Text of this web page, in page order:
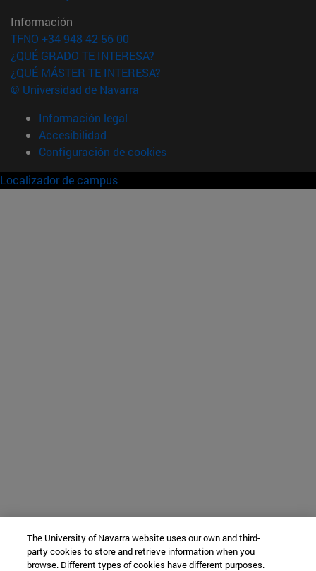
Información
TFNO +34 948 42 56 00
¿QUÉ GRADO TE INTERESA?
¿QUÉ MÁSTER TE INTERESA?
© Universidad de Navarra
Información legal
Accesibilidad
Configuración de cookies
Localizador de campus
The University of Navarra website uses our own and third-
party cookies to store and retrieve information when you
browse. Different types of cookies have different purposes.